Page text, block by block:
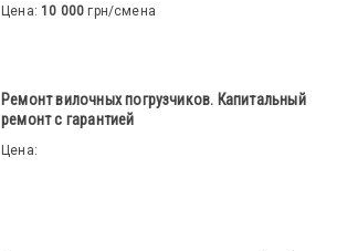
Цена:10 000 грн/смена
Ремонт вилочных погрузчиков. Капитальный
ремонт с гарантией
Цена: